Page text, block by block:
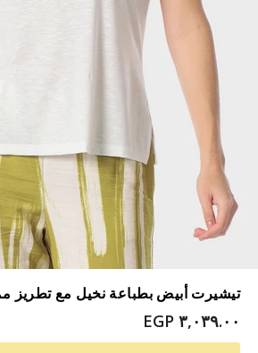
تيشيرت أبيض بطباعة نخيل مع تطريز
٣,٠٣٩.٠٠ EGP